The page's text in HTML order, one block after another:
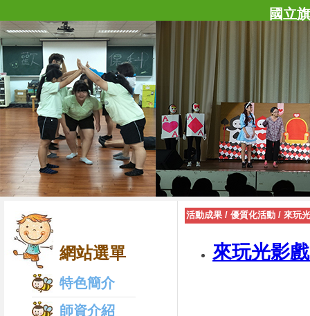
國立
網站選單
特色簡介
師資介紹
活動成果 / 優質化活動 / 來玩
來玩光影